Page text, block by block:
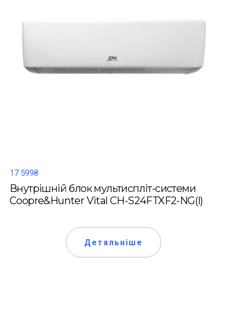
17 599₴
Внутрішній блок мультиспліт-системи
Coopre&Hunter Vital CH-S24FTXF2-NG(I)
Детальніше